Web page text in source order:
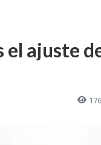
el ajuste
176